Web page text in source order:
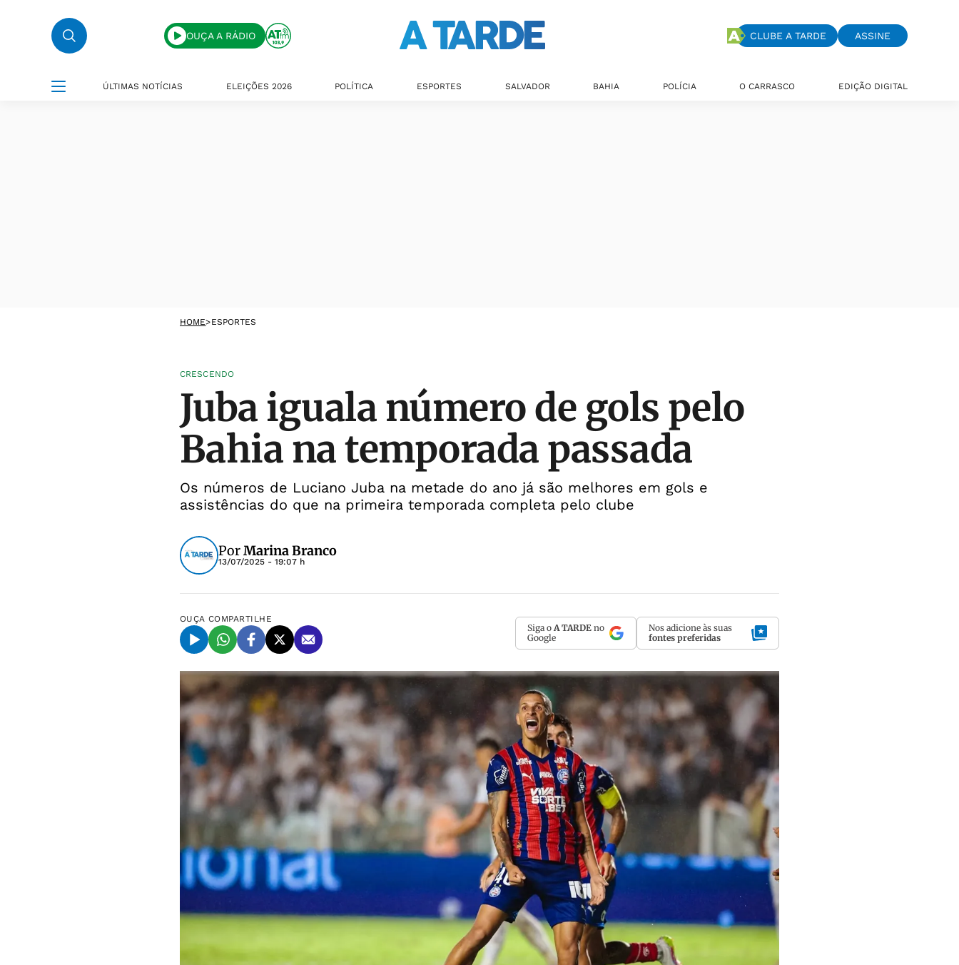
OUÇA A RÁDIO CLUBE A TARDE ASSINE
ÚLTIMAS NOTÍCIAS ELEIÇÕES 2026 POLÍTICA ESPORTES SALVADOR BAHIA POLÍCIA O CARRASCO EDIÇÃO DIGITAL
HOME>ESPORTES
CRESCENDO
Juba iguala número de gols pelo
Bahia na temporada passada
Os números de Luciano Juba na metade do ano já são melhores em gols e
assistências do que na primeira temporada completa pelo clube
PorMarina Branco
13/07/2025 - 19:07 h
OUÇA COMPARTILHE
Siga o A TARDE no
Google
Nos adicione às suas
fontes preferidas